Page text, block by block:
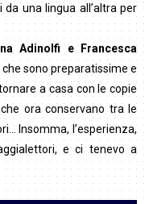
una lingua all’altra per
Adinolfi e Francesca
sono preparatissime e
a casa con le copie
ora conservano tra le
Insomma, l’esperienza,
e ci tenevo a